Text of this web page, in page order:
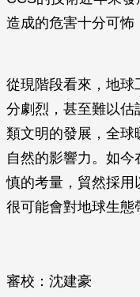
造成的危害十分可怖
從現階段看來，地
分劇烈，甚至難以估
類文明的發展，全球
自然的影響力。如
慎的考量，貿然採用
很可能會對地球生態
審校：沈建豪